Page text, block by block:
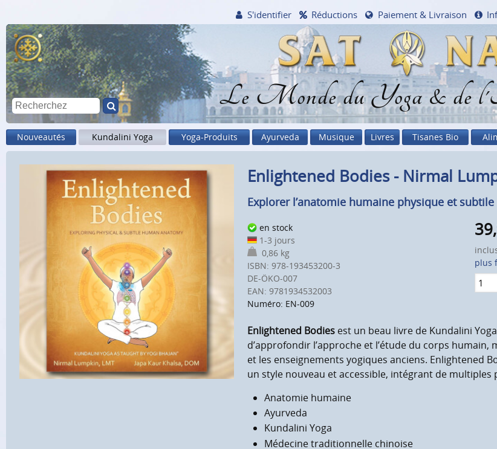
Le Monde du Yoga & de
S'identifier Réductions Paiement & Livraison
Nouveautés Kundalini Yoga Yoga-Produits Ayurveda Musique Livres Tisanes Bio
Enlightened Bodies - Nirmal
Explorer l’anatomie humaine physique et subtile
en stock
1-3 jours
0,86 kg
ISBN: 978-193453200-3
DE-ÖKO-007
EAN: 9781934532003
Numéro: EN-009
plus
Enlightened Bodiesest un beau livre de Kundalini
d’approfondir l’approche et l’étude du corps
et les enseignements yogiques anciens. Enlightened
un style nouveau et accessible, intégrant de multiples
Anatomie humaine
Ayurveda
Kundalini Yoga
Médecine traditionnelle chinoise